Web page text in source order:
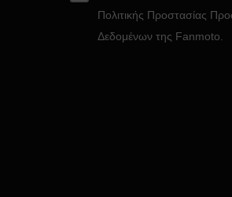
Πολιτικής Προστασίας
Δεδομένων της Fanmoto.